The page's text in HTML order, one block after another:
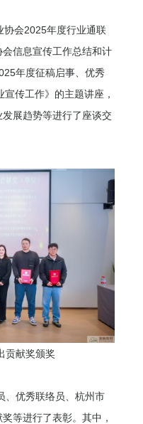
协会2025年度行业通联
信息宣传工作总结和计
年度征稿启事、优秀
传工作》的主题讲座，
展趋势等进行了座谈交
贡献奖颁奖
、优秀联络员、杭州市
等进行了表彰。其中，